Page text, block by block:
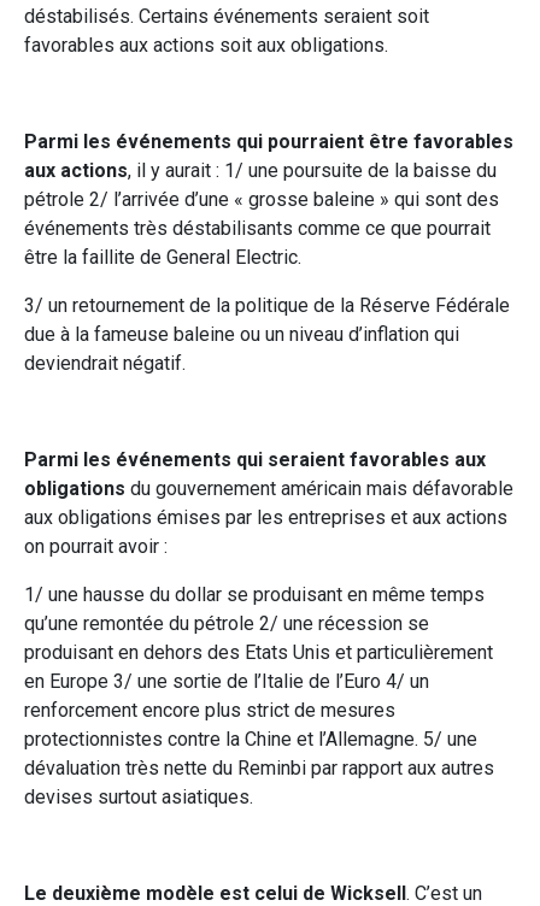
déstabilisés. Certains événements seraient soit
favorables aux actions soit aux obligations.
Parmi les événements qui pourraient être favorables
aux actions, il y aurait : 1/ une poursuite de la baisse du
pétrole 2/ l’arrivée d’une « grosse baleine » qui sont des
événements très déstabilisants comme ce que pourrait
être la faillite de General Electric.
3/ un retournement de la politique de la Réserve Fédérale
due à la fameuse baleine ou un niveau d’inflation qui
deviendrait négatif.
Parmi les événements qui seraient favorables aux
obligations du gouvernement américain mais défavorable
aux obligations émises par les entreprises et aux actions
on pourrait avoir :
1/ une hausse du dollar se produisant en même temps
qu’une remontée du pétrole 2/ une récession se
produisant en dehors des Etats Unis et particulièrement
en Europe 3/ une sortie de l’Italie de l’Euro 4/ un
renforcement encore plus strict de mesures
protectionnistes contre la Chine et l’Allemagne. 5/ une
dévaluation très nette du Reminbi par rapport aux autres
devises surtout asiatiques.
Le deuxième modèle est celui de Wicksell. C’est un